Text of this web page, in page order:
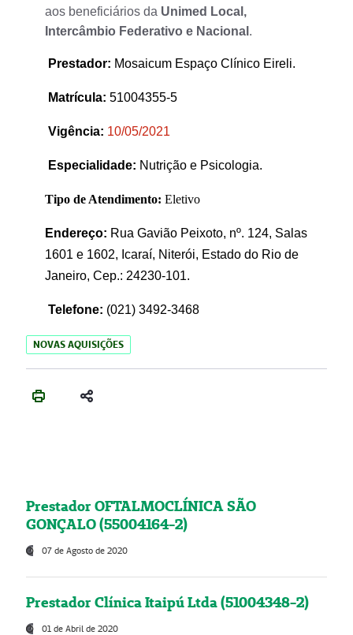
aos beneficiários da Unimed Local,
Intercâmbio Federativo e Nacional .
Prestador: Mosaicum Espaço Clínico Eireli.
Matrícula: 51004355-5
Vigência: 10/05/2021
Especialidade: Nutrição e Psicologia.
Tipo de Atendimento: Eletivo
Endereço: Rua Gavião Peixoto, nº. 124, Salas
1601 e 1602, Icaraí, Niterói, Estado do Rio de
Janeiro, Cep.: 24230-101.
Telefone: (021) 3492-3468
NOVAS AQUISIÇÕES
Prestador OFTALMOCLÍNICA SÃO
GONÇALO (55004164-2)
07 de Agosto de 2020
Prestador Clínica Itaipú Ltda (51004348-2)
01 de Abril de 2020